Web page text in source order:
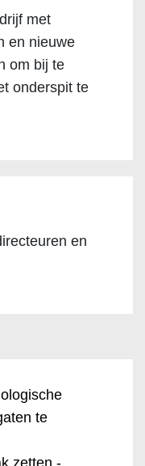
met
en nieuwe
om bij te
onderspit te
en
te
zetten -